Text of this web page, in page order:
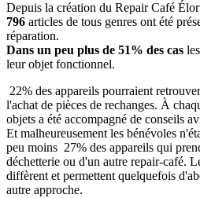
Depuis la création du Repair Café
796 articles de tous genres ont été
réparation.
Dans un peu plus de 51% des cas
leur objet fonctionnel.
22% des appareils pourraient
l'achat de pièces de rechanges. À
objets a été accompagné de conseils
Et malheureusement les bénévoles
peu moins 27% des appareils qui
déchetterie ou d'un autre repair-café.
diffèrent et permettent quelquefois
autre approche.